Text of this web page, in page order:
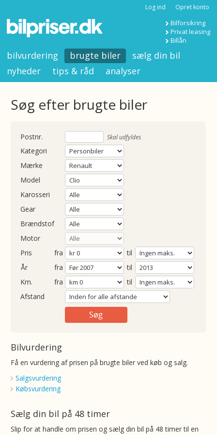
Log ind Opret konto
Bilforsikring
Privat leasing
Billån
bilvurdering brugte biler
sælg din bil
nyheder
tips & råd analyser
Søg efter brugte biler
Skal udfyldes
Kategori
Mærke
Model
Karosseri
Gear
Brændstof
Motor
Pris
fra
til
fra
til
fra
til
Afstand
Bilvurdering
Få en vurdering af prisen på brugte biler ved køb og salg.
Salgsvurdering
Købsvurdering
Sælg din bil på 48 timer
Slip for at handle om prisen og sælg din bil på 48 timer til en